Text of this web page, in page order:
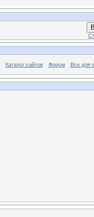
Каталог сайтов Форум Все для